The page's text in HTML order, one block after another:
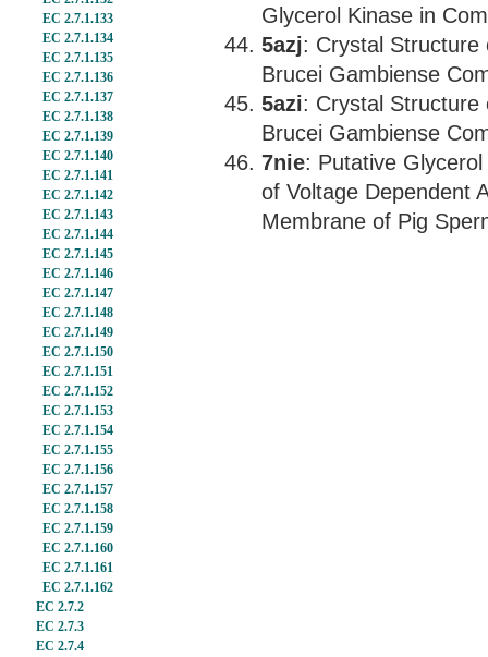
EC 2.7.1.133
EC 2.7.1.134
EC 2.7.1.135
EC 2.7.1.136
EC 2.7.1.137
EC 2.7.1.138
EC 2.7.1.139
EC 2.7.1.140
EC 2.7.1.141
EC 2.7.1.142
EC 2.7.1.143
EC 2.7.1.144
EC 2.7.1.145
EC 2.7.1.146
EC 2.7.1.147
EC 2.7.1.148
EC 2.7.1.149
EC 2.7.1.150
EC 2.7.1.151
EC 2.7.1.152
EC 2.7.1.153
EC 2.7.1.154
EC 2.7.1.155
EC 2.7.1.156
EC 2.7.1.157
EC 2.7.1.158
EC 2.7.1.159
EC 2.7.1.160
EC 2.7.1.161
EC 2.7.1.162
EC 2.7.2
EC 2.7.3
EC 2.7.4
Glycerol Kinase in
5azj: Crystal Structure
Brucei Gambiense
5azi: Crystal Structure
Brucei Gambiense
7nie: Putative
of Voltage Dependent
Membrane of Pig